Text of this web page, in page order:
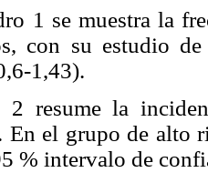
1 se muestra la
con su estudio
1,43).
2 resume la
En el grupo de alto
% intervalo de